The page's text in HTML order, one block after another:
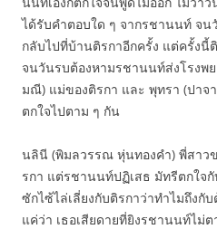
ได้รับคำตอบใด ๆ จากรชานนท์ จ
กลับไปที่บ้านติรกาอีกครั้ง แต่ครั้ง
จนวันรบต้องหามรชานนท์ส่งโรงพ
มณี) แม่ของติรกา และ พุทรา (ปาจ
ตกใจไปตาม ๆ กัน
นลินี (พิมลวรรณ หุ่นทองคำ) พี่สาว
รกา แต่รชานนท์ปฏิเสธ มัทรีตกใจ
ซักไซ้ไล่เลี่ยงกับติรกาว่าทำไมถึงกั
แค่ว่า เธอเสียดายที่ยิงรชานนท์ไม่